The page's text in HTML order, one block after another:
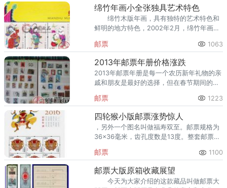
回收渠道里，能精准识别版别溢
绵竹年画小全张独具艺术特色
绵竹木版年画，具有独特的艺术特色和
鲜明的地方特色，2002年2月，绵竹年画入
邮票 1063
2013年邮票年册价格涨跌
2013年邮票年册是每一个农历新年礼物的亲
戚和朋友是最好的选择，但在春节期间的时
然在春节后购买，所以价格也稳定在一些，
更符合成本效益。
邮票 1223
四轮猴小版邮票涨势惊人
，另外一个图名叫做福寿双至。邮票规格为
36×36毫米，齿孔度数是13度。整套邮票一
邮票 1100
邮票大版原箱收藏展望
今天为大家介绍的这款藏品叫做邮票大